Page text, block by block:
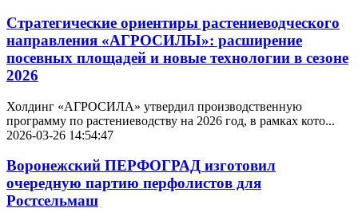
Стратегические ориентиры растениеводческого
направления «АГРОСИЛЫ»: расширение
посевных площадей и новые технологии в сезоне
2026
Холдинг «АГРОСИЛА» утвердил производственную
программу по растениеводству на 2026 год, в рамках кото...
2026-03-26 14:54:47
Воронежский ПЕРФОГРАД изготовил
очередную партию перфолистов для
Ростсельмаш